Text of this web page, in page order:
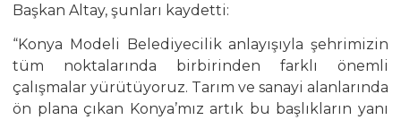
Başkan Altay, şunları kaydetti:
“Konya Modeli Belediyecilik anlayışıyla şehrimizin
tüm noktalarında birbirinden farklı önemli
çalışmalar yürütüyoruz. Tarım ve sanayi alanlarında
ön plana çıkan Konya’mız artık bu başlıkların yanı